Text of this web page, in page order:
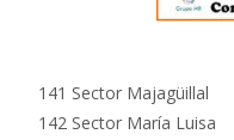
141 Sector Majagüillal
142 Sector María Luisa